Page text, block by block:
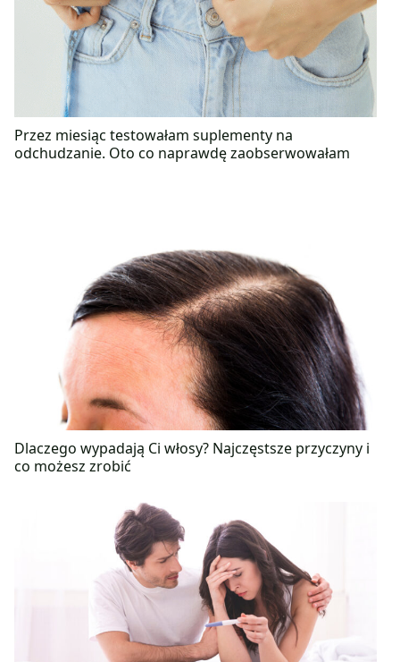
Przez miesiąc testowałam suplementy na
odchudzanie. Oto co naprawdę zaobserwowałam
Dlaczego wypadają Ci włosy? Najczęstsze przyczyny i
co możesz zrobić